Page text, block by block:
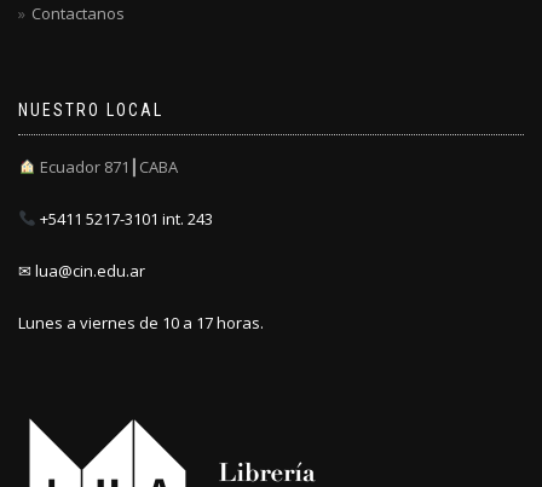
Contactanos
NUESTRO LOCAL
Ecuador 871┃CABA
+5411 5217-3101 int. 243
✉ lua@cin.edu.ar
Lunes a viernes de 10 a 17 horas.